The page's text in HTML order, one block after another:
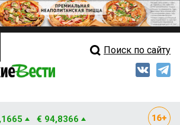
Свежий выпускПоиск по сайту
€ 94,8366